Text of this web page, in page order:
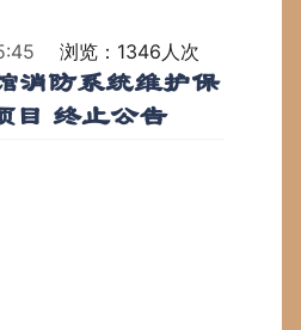
浏览：1346人次
消防系统维护保
目 终止公告